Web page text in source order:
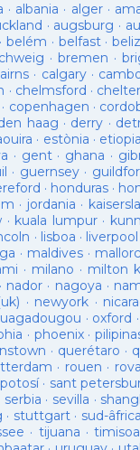
· albania · alger·
· augsburg ·
· belém · belfast·
· bremen ·
· calgary·
· chelmsford ·
· copenhagen ·
haag · derry ·
· estònia · etiopia
· gent· ghana ·
· guernsey·
· honduras·
· jordania ·
· kuala lumpur·
· lisboa · liverpool
· maldives ·
· milano · milton
· nador · nagoya ·
· newyork ·
· oxford ·
· phoenix·
· querétaro ·
· rouen ·
· sant
serbia · sevilla ·
· stuttgart· sud-âfrica
· tijuana ·